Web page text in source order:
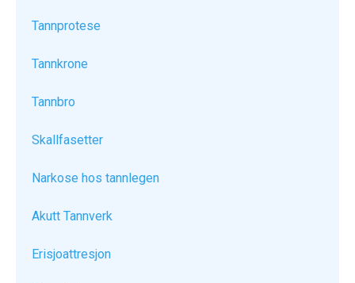
Tannprotese
Tannkrone
Tannbro
Skallfasetter
Narkose hos tannlegen
Akutt Tannverk
Erisjoattresjon